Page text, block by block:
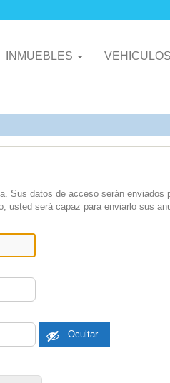
INMUEBLES VEHICULOS
Sus datos de acceso serán
usted será capaz para enviarlo sus
Ocultar